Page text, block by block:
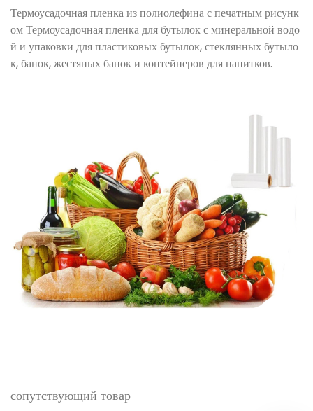
Термоусадочная пленка из полиолефина с печатным рисунк
ом Термоусадочная пленка для бутылок с минеральной водо
й и упаковки для пластиковых бутылок, стеклянных бутыло
к, банок, жестяных банок и контейнеров для напитков.
сопутствующий товар